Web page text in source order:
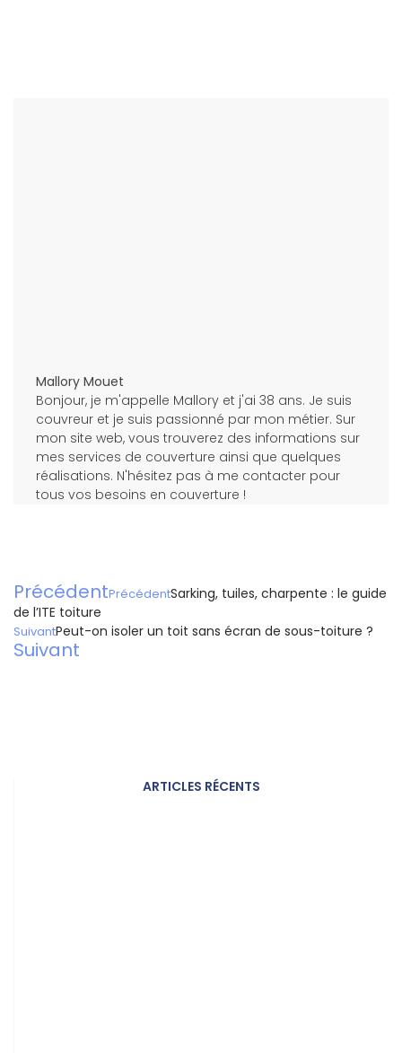
Mallory Mouet
Bonjour, je m'appelle Mallory et j'ai 38 ans. Je suis
couvreur et je suis passionné par mon métier. Sur
mon site web, vous trouverez des informations sur
mes services de couverture ainsi que quelques
réalisations. N'hésitez pas à me contacter pour
tous vos besoins en couverture !
PrécédentPrécédentSarking, tuiles, charpente : le guide
de l’ITE toiture
SuivantPeut-on isoler un toit sans écran de sous-toiture ?
Suivant
ARTICLES RÉCENTS